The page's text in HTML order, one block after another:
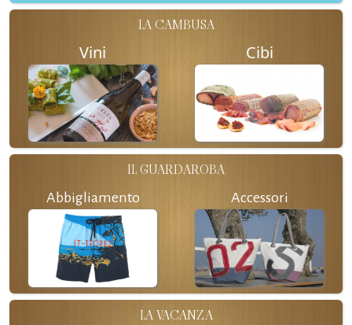
LA CAMBUSA
Vini Cibi
IL GUARDAROBA
Abbigliamento Accessori
LA VACANZA